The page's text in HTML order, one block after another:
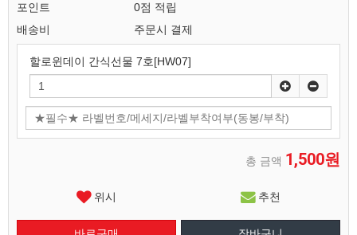
포인트
0점 적립
배송비
주문시 결제
할로윈데이 간식선물 7호[HW07]
총 금액 1,500원
위시 추천